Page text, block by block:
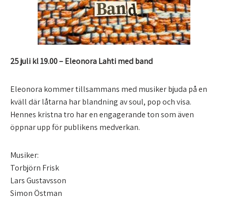
25 juli kl 19.00 –Eleonora Lahti med band
Eleonora kommer tillsammans med musiker bjuda på en
kväll där låtarna har blandning av soul, pop och visa.
Hennes kristna tro har en engagerande ton som även
öppnar upp för publikens medverkan.
Musiker:
Torbjörn Frisk
Lars Gustavsson
Simon Östman